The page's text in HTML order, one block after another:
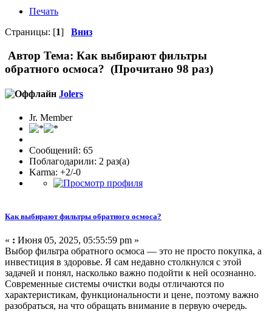
Печать
Страницы: [1] Вниз
Автор Тема: Как выбирают фильтры
обратного осмоса? (Прочитано 98 раз)
Jolers
Jr. Member
Сообщений: 65
Поблагодарили: 2 раз(а)
Karma: +2/-0
Как выбирают фильтры обратного осмоса?
« : Июня 05, 2025, 05:55:59 pm »
Выбор фильтра обратного осмоса — это не просто покупка, а
инвестиция в здоровье. Я сам недавно столкнулся с этой
задачей и понял, насколько важно подойти к ней осознанно.
Современные системы очистки воды отличаются по
характеристикам, функциональности и цене, поэтому важно
разобраться, на что обращать внимание в первую очередь.